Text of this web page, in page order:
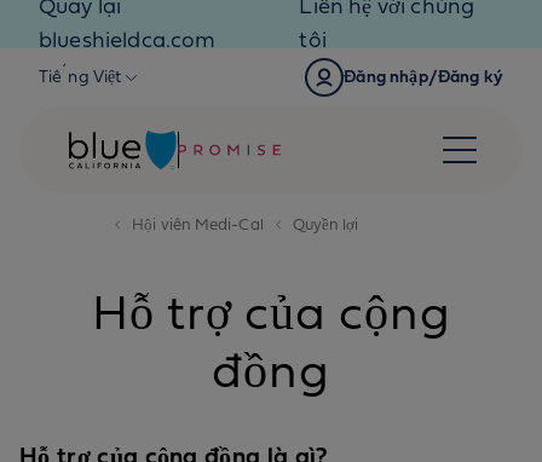
Skip to content
Quay lại
blueshieldca.com
Liên hệ với chúng
tôi
Tiếng Việt Đăng nhập/Đăng ký
Hội viên Medi-Cal Quyền lợi
Hỗ trợ của cộng
đồng
Hỗ trợ của cộng đồng là gì?